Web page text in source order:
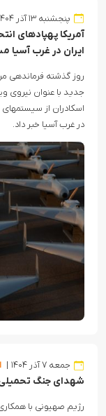
پنجشنبه ۱۳ آذر ۱۴۰۴
ایران در غرب آسیا
روز گذشته فرماندهی
در غرب آسیا خبر داد.
جمعه ۷ آذر ۱۴۰۴
شهدای جنگ تحمیلی ۱۲